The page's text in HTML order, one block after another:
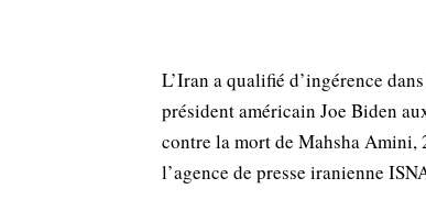
L’Iran a qualifié d’ingérence
président américain Joe Biden
contre la mort de Mahsha Amini,
l’agence de presse iranienne